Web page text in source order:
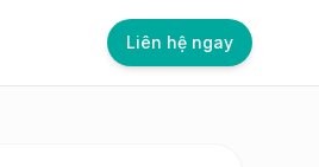
Liên hệ ngay